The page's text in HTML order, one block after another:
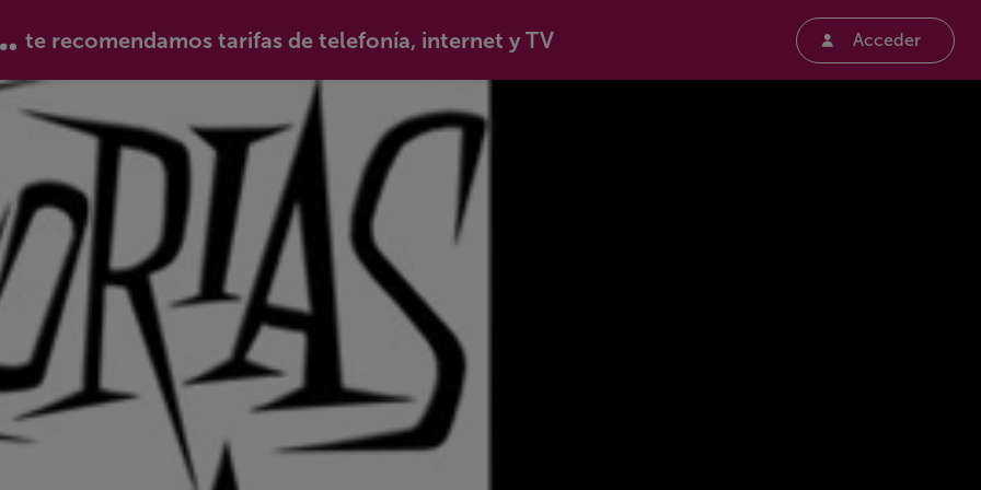
te recomendamos tarifas de telefonía, internet y TV Acceder